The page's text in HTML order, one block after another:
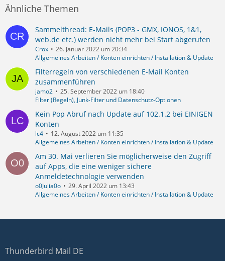
Ähnliche Themen
Sammelthread: E-Mails (POP3 - GMX, IONOS, 1&1,
web.de etc.) werden nicht mehr bei Start abgerufen
Crox
26. Januar 2022 um 20:34
Allgemeines Arbeiten / Konten einrichten / Installation & Update
Filterregeln von verschiedenen E-Mail Konten
zusammenführen
jamo2
25. September 2022 um 18:40
Filter (Regeln), Junk-Filter und Datenschutz-Optionen
Kein Pop Abruf nach Update auf 102.1.2 bei EINIGEN
Konten
lc4
12. August 2022 um 11:35
Allgemeines Arbeiten / Konten einrichten / Installation & Update
Am 30. Mai verlieren Sie möglicherweise den Zugriff
auf Apps, die eine weniger sichere
Anmeldetechnologie verwenden
o0Julia0o
29. April 2022 um 13:43
Allgemeines Arbeiten / Konten einrichten / Installation & Update
Thunderbird Mail DE